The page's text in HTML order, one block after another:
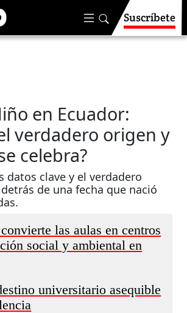
Suscríbete
en Ecuador:
verdadero origen y
celebra?
datos clave y el verdadero
de una fecha que nació
las aulas en centros
social y ambiental en
universitario asequible